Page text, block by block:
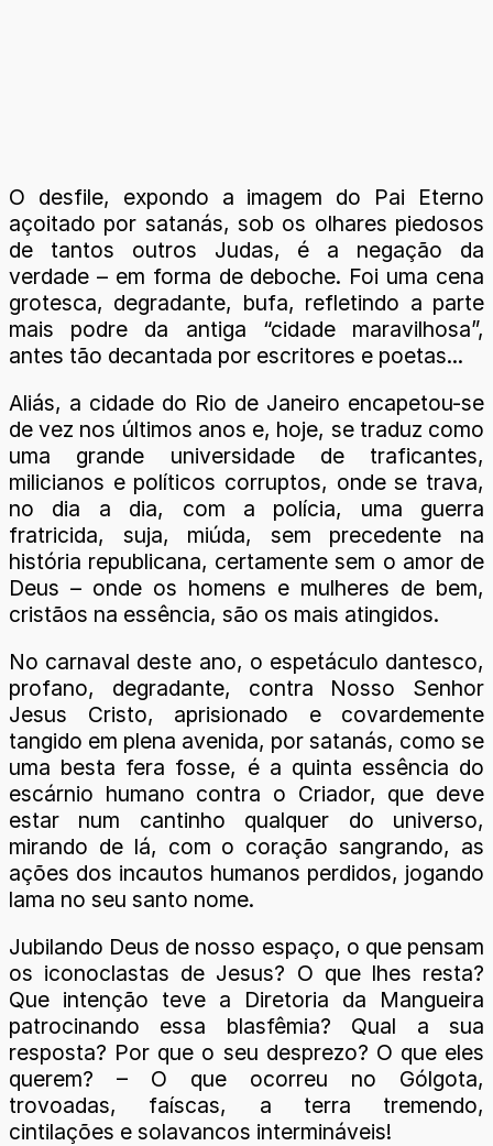
O desfile, expondo a imagem do Pai Eterno
açoitado por satanás, sob os olhares piedosos
de tantos outros Judas, é a negação da
verdade – em forma de deboche. Foi uma cena
grotesca, degradante, bufa, refletindo a parte
mais podre da antiga “cidade maravilhosa”,
antes tão decantada por escritores e poetas...
Aliás, a cidade do Rio de Janeiro encapetou-se
de vez nos últimos anos e, hoje, se traduz como
uma grande universidade de traficantes,
milicianos e políticos corruptos, onde se trava,
no dia a dia, com a polícia, uma guerra
fratricida, suja, miúda, sem precedente na
história republicana, certamente sem o amor de
Deus – onde os homens e mulheres de bem,
cristãos na essência, são os mais atingidos.
No carnaval deste ano, o espetáculo dantesco,
profano, degradante, contra Nosso Senhor
Jesus Cristo, aprisionado e covardemente
tangido em plena avenida, por satanás, como se
uma besta fera fosse, é a quinta essência do
escárnio humano contra o Criador, que deve
estar num cantinho qualquer do universo,
mirando de lá, com o coração sangrando, as
ações dos incautos humanos perdidos, jogando
lama no seu santo nome.
Jubilando Deus de nosso espaço, o que pensam
os iconoclastas de Jesus? O que lhes resta?
Que intenção teve a Diretoria da Mangueira
patrocinando essa blasfêmia? Qual a sua
resposta? Por que o seu desprezo? O que eles
querem? – O que ocorreu no Gólgota,
trovoadas, faíscas, a terra tremendo,
cintilações e solavancos intermináveis!